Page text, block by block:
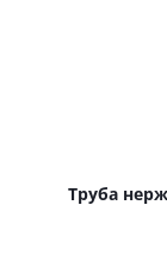
Труба